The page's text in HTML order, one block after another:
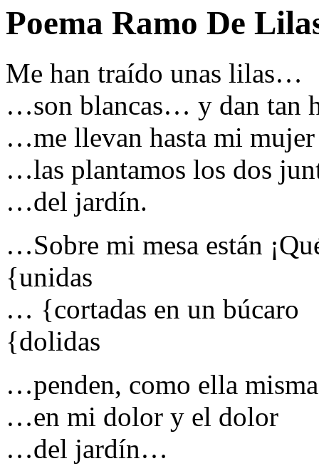
Poema Ramo De
Me han traído unas lilas…
…son blancas… y dan tan
…me llevan hasta mi
…las plantamos los dos
…del jardín.
…Sobre mi mesa están
{unidas
… {cortadas en un búcaro
{dolidas
…penden, como ella
…en mi dolor y el dolor
…del jardín…